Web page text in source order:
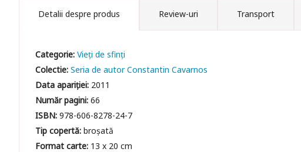
Detalii despre produs Review-uri Transport
Categorie:Vieți de sfinți
Colectie:Seria de autor Constantin Cavarnos
Data apariției: 2011
Număr pagini:66
ISBN:978-606-8278-24-7
Tip copertă:broșată
Format carte: 13 x 20 cm